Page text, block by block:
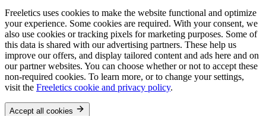
Freeletics uses cookies to make the website functional and optimize
your experience. Some cookies are required. With your consent, we
also use cookies or tracking pixels for marketing purposes. Some of
this data is shared with our advertising partners. These help us
improve our offers, and display tailored content and ads here and on
our partner websites. You can choose whether or not to accept these
non-required cookies. To learn more, or to change your settings,
visit the Freeletics cookie and privacy policy.
Accept all cookies